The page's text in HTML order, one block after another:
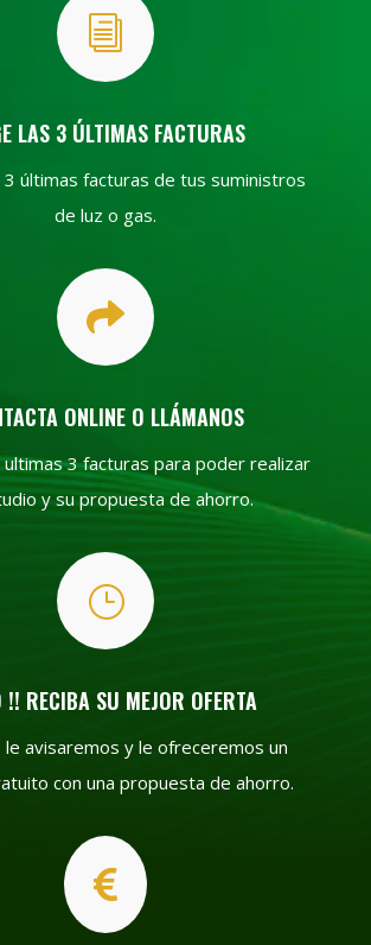
i
LAS 3 ÚLTIMAS FACTURAS
3 últimas facturas de tus suministros
de luz o gas.

ONLINE O LLÁMANOS
ultimas 3 facturas para poder realizar
y su propuesta de ahorro.
}
!! RECIBA SU MEJOR OFERTA
avisaremos y le ofreceremos un
con una propuesta de ahorro.
